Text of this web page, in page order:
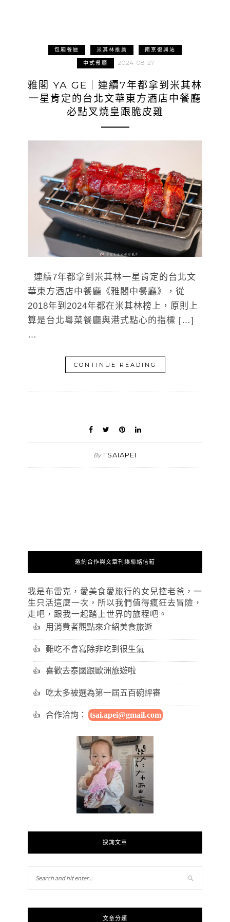
包廂餐廳 米其林推薦
南京復興站
中式餐廳
2024-08-27
雅閣 YA GE｜連續7年都拿到米其林
一星肯定的台北文華東方酒店中餐廳
必點叉燒皇跟脆皮雞
連續7年都拿到米其林一星肯定的台北文
華東方酒店中餐廳《雅閣中餐廳》，從
2018年到2024年都在米其林榜上，原則上
算是台北粵菜餐廳與港式點心的指標 […]
…
CONTINUE READING
By TSAIAPEI
邀約合作與文章刊誤聯絡信箱
我是布雷克，愛美食愛旅行的女兒控老爸，一
生只活這麼一次，所以我們值得瘋狂去冒險，
走吧，跟我一起踏上世界的旅程吧。
用消費者觀點來介紹美食旅遊
難吃不會寫除非吃到很生氣
喜歡去泰國跟歐洲旅遊啦
吃太多被選為第一屆五百碗評審
合作洽詢： tsai.apei@gmail.com
搜詢文章
文章分類